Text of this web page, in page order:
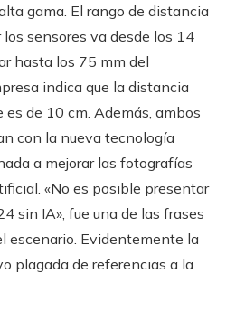
gama. El rango de distancia
sensores va desde los 14
hasta los 75 mm del
indica que la distancia
de 10 cm. Además, ambos
con la nueva tecnología
a mejorar las fotografías
«No es posible presentar
sin IA», fue una de las frases
escenario. Evidentemente la
plagada de referencias a la